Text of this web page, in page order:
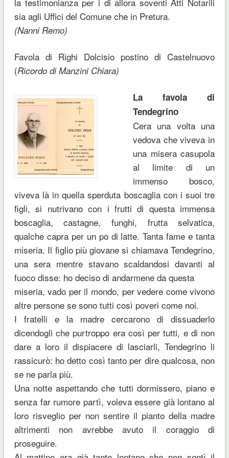
sia agli Uffici del Comune che in Pretura.
(Nanni Remo)
Favola di Righi Dolcisio postino di Castelnuovo
(Ricordo di Manzini Chiara)
La favola di
Tendegrino
Cera una volta una
vedova che viveva in
una misera casupola
al limite di un
immenso bosco,
viveva là in quella sperduta boscaglia con i suoi tre
figli, si nutrivano con i frutti di questa immensa
boscaglia, castagne, funghi, frutta selvatica,
qualche capra per un po di latte. Tanta fame e tanta
miseria. Il figlio più giovane si chiamava Tendegrino,
una sera mentre stavano scaldandosi davanti al
fuoco disse: ho deciso di andarmene da questa
miseria, vado per il mondo, per vedere come vivono
altre persone se sono tutti così poveri come noi.
I fratelli e la madre cercarono di dissuaderlo
dicendogli che purtroppo era così per tutti, e di non
dare a loro il dispiacere di lasciarli, Tendegrino li
rassicurò: ho detto così tanto per dire qualcosa, non
se ne parla più.
Una notte aspettando che tutti dormissero, piano e
senza far rumore partì, voleva essere già lontano al
loro risveglio per non sentire il pianto della madre
altrimenti non avrebbe avuto il coraggio di
proseguire.